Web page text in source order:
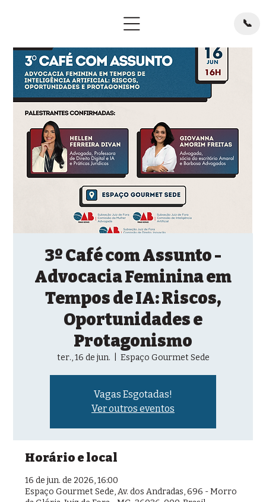
📞
3º Café com Assunto -
Advocacia Feminina em
Tempos de IA: Riscos,
Oportunidades e
Protagonismo
ter., 16 de jun. Espaço Gourmet Sede
Vagas Esgotadas!
Ver outros eventos
Horário e local
16 de jun. de 2026, 16:00
Espaço Gourmet Sede, Av. dos Andradas, 696 - Morro